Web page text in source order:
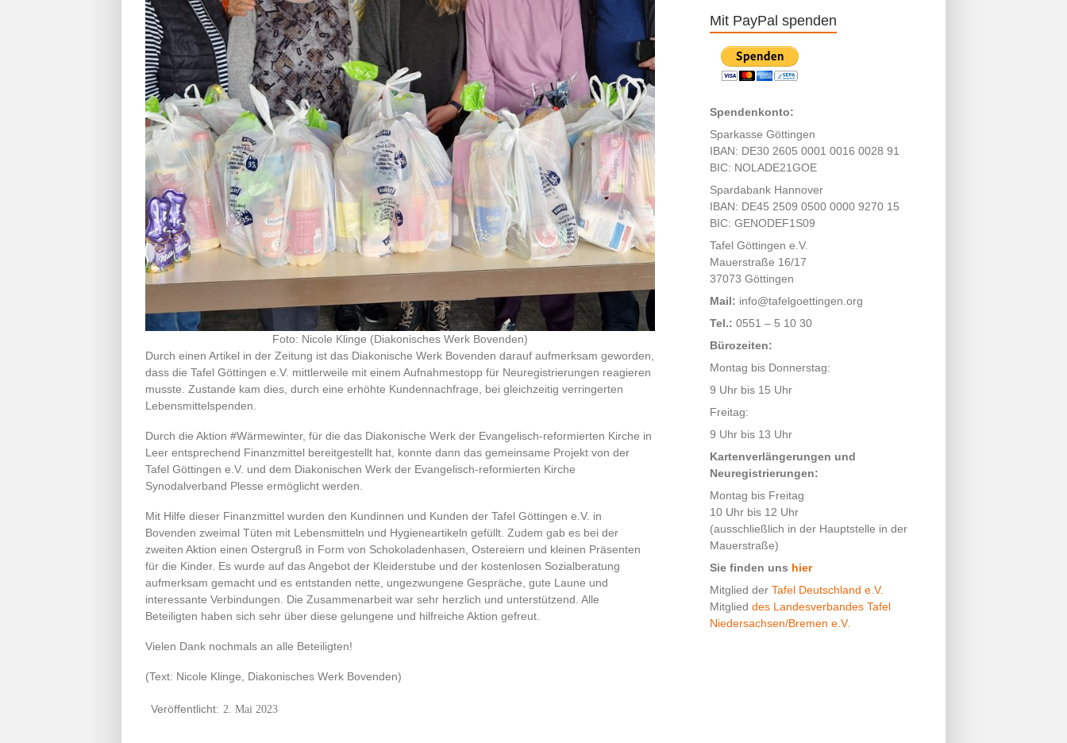
Foto: Nicole Klinge (Diakonisches Werk Bovenden)
Durch einen Artikel in der Zeitung ist das Diakonische Werk Bovenden darauf aufmerksam geworden,
dass die Tafel Göttingen e.V. mittlerweile mit einem Aufnahmestopp für Neuregistrierungen reagieren
musste. Zustande kam dies, durch eine erhöhte Kundennachfrage, bei gleichzeitig verringerten
Lebensmittelspenden.
Durch die Aktion #Wärmewinter, für die das Diakonische Werk der Evangelisch-reformierten Kirche in
Leer entsprechend Finanzmittel bereitgestellt hat, konnte dann das gemeinsame Projekt von der
Tafel Göttingen e.V. und dem Diakonischen Werk der Evangelisch-reformierten Kirche
Synodalverband Plesse ermöglicht werden.
Mit Hilfe dieser Finanzmittel wurden den Kundinnen und Kunden der Tafel Göttingen e.V. in
Bovenden zweimal Tüten mit Lebensmitteln und Hygieneartikeln gefüllt. Zudem gab es bei der
zweiten Aktion einen Ostergruß in Form von Schokoladenhasen, Ostereiern und kleinen Präsenten
für die Kinder. Es wurde auf das Angebot der Kleiderstube und der kostenlosen Sozialberatung
aufmerksam gemacht und es entstanden nette, ungezwungene Gespräche, gute Laune und
interessante Verbindungen. Die Zusammenarbeit war sehr herzlich und unterstützend. Alle
Beteiligten haben sich sehr über diese gelungene und hilfreiche Aktion gefreut.
Vielen Dank nochmals an alle Beteiligten!
(Text: Nicole Klinge, Diakonisches Werk Bovenden)
2. Mai 2023
Mit PayPal spenden
Spendenkonto:
Sparkasse Göttingen
IBAN: DE30 2605 0001 0016 0028 91
BIC: NOLADE21GOE
Spardabank Hannover
IBAN: DE45 2509 0500 0000 9270 15
BIC: GENODEF1S09
Tafel Göttingen e.V.
Mauerstraße 16/17
37073 Göttingen
Mail: info@tafelgoettingen.org
Tel.: 0551 – 5 10 30
Bürozeiten:
Montag bis Donnerstag:
9 Uhr bis 15 Uhr
Freitag:
9 Uhr bis 13 Uhr
Kartenverlängerungen und
Neuregistrierungen:
Montag bis Freitag
10 Uhr bis 12 Uhr
(ausschließlich in der Hauptstelle in der
Mauerstraße)
Sie finden uns hier
Mitglied derTafel Deutschland e.V.
Mitglieddes Landesverbandes Tafel
Niedersachsen/Bremen e.V.